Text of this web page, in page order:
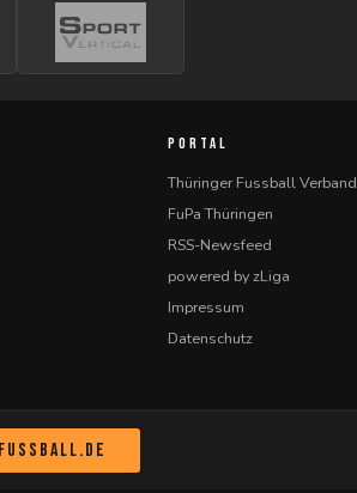
PORTAL
Thüringer Fussball Verband
FuPa Thüringen
RSS-Newsfeed
powered by zLiga
Impressum
Datenschutz